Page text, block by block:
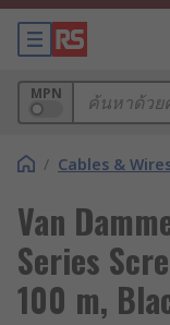
MPN
/ Cables &
Van
Series
100 m,